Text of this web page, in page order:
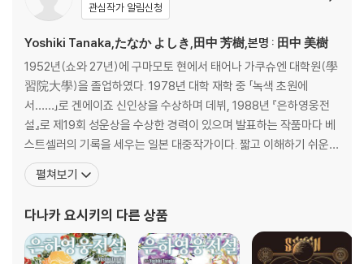
관심작가 알림신청
Yoshiki Tanaka,たなか よしき,田中 芳樹,본명 : 田中 美樹
1952년(쇼와 27년)에 구마모토 현에서 태어나 가쿠슈엔 대학원(學
習院大學)을 졸업하였다. 1978년 대학 재학 중 「녹색 초원에
서……」로 겐에이죠 신인상을 수상하며 데뷔, 1988년 『은하영웅전
설』로 제19회 성운상을 수상한 경력이 있으며 발표하는 작품마다 베
스트셀러의 기록을 세우는 일본 대중작가이다. 짧고 이해하기 쉬운
간결한 문체와 상호연관관계가 전혀 흐트러지지 않는 짜임새있는 일
관된 구조로 스토리의 호흡을 매끄럽게 이어간다는 평을 받고 있다.
품은 모두 애니메이션으로 제작되었다. 특히 일본에서만 950
펼쳐보기
다나카 요시키 의 다른 상품